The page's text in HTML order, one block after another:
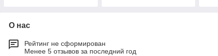
О нас
Рейтинг не сформирован
Менее 5 отзывов за последний год